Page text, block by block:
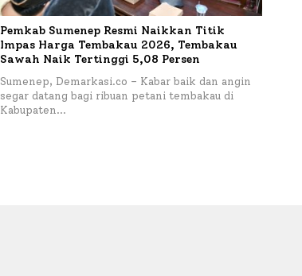
Pemkab Sumenep Resmi Naikkan Titik
Impas Harga Tembakau 2026, Tembakau
Sawah Naik Tertinggi 5,08 Persen
Sumenep, Demarkasi.co – Kabar baik dan angin
segar datang bagi ribuan petani tembakau di
Kabupaten…